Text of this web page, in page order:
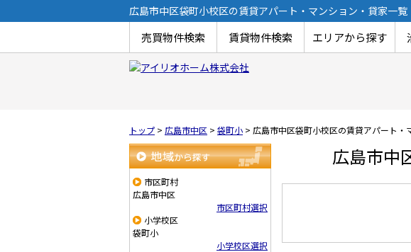
広島市中区袋町小校区の賃貸アパート・マンション・貸家一
売買物件検索 賃貸物件検索 エリアから探す
トップ > 広島市中区 > 袋町小 > 広島市中区袋町小校区の賃貸アパート・
地域から探す
市区町村
広島市中区
市区町村選択
小学校区
袋町小
小学校区選択
広島市中